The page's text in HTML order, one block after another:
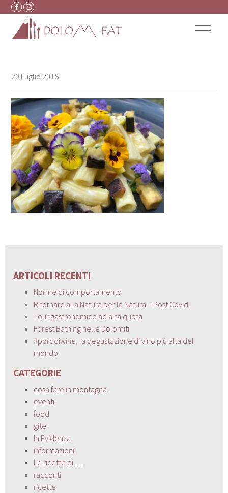
Vai al contenuto
20 Luglio 2018
ARTICOLI RECENTI
Norme di comportamento
Ritornare alla Natura per la Natura – Post Covid
Tour gastronomico ad alta quota
Forest Bathing nelle Dolomiti
#pordoiwine, la degustazione di vino più alta del
mondo
CATEGORIE
cosa fare in montagna
eventi
food
gite
In Evidenza
informazioni
Le ricette di …
racconti
ricette